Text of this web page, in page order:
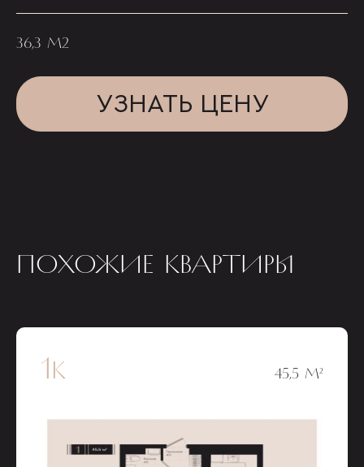
36,3 М2
УЗНАТЬ ЦЕНУ
ПОХОЖИЕ КВАРТИРЫ
1к 45,5 М²